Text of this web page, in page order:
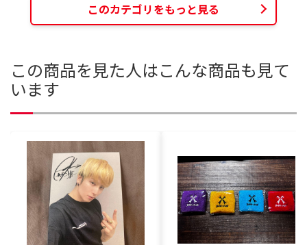
このカテゴリをもっと見る
この商品を見た人はこんな商品も見て
います